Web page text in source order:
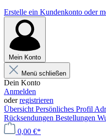
Erstelle ein Kundenkonto oder
Mein Konto
Menü schließen
Dein Konto
Anmelden
oderregistrieren
Übersicht Persönliches Profil
Rücksendungen Bestellungen
0,00 €*